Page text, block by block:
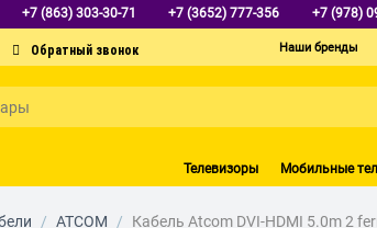
+7 (863) 303-30-71 +7 (3652) 777-356 +7 (978)
Наши бренды
Телевизоры Мобильные
/ ATCOM / Кабель Atcom DVI-HDMI 5.0m 2